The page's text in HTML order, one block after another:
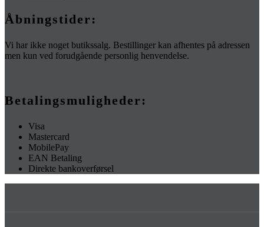
Åbningstider:
Vi har ikke noget butikssalg. Bestillinger kan afhentes på adressen
men kun ved forudgående personlig henvendelse.
Betalingsmuligheder:
Visa
Mastercard
MobilePay
EAN Betaling
Direkte bankoverførsel